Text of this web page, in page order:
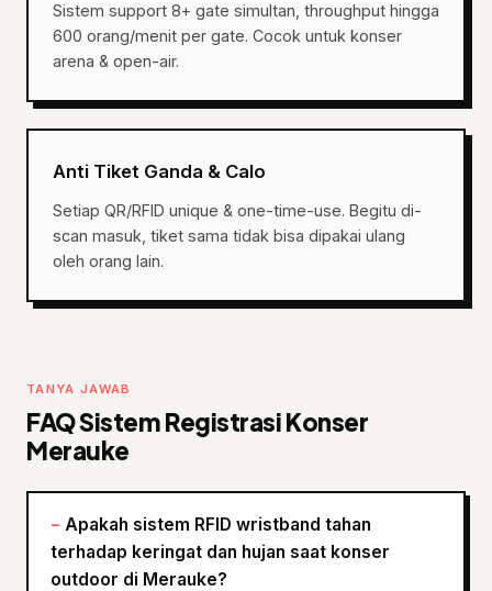
Sistem support 8+ gate simultan, throughput hingga
600 orang/menit per gate. Cocok untuk konser
arena & open-air.
Anti Tiket Ganda & Calo
Setiap QR/RFID unique & one-time-use. Begitu di-
scan masuk, tiket sama tidak bisa dipakai ulang
oleh orang lain.
TANYA JAWAB
FAQ Sistem Registrasi Konser
Merauke
Apakah sistem RFID wristband tahan
terhadap keringat dan hujan saat konser
outdoor di Merauke?